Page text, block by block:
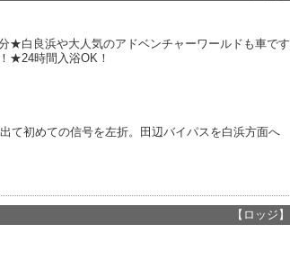
白良浜や大人気のアドベンチャーワールドも車です
★24時間入浴OK！
て初めての信号を左折。田辺バイパスを白浜方面へ
【ロッジ】